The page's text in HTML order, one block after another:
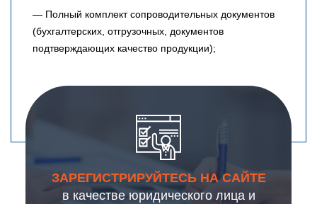
— Полный комплект сопроводительных документов
(бухгалтерских, отгрузочных, документов
подтверждающих качество продукции);
ЗАРЕГИСТРИРУЙТЕСЬ НА САЙТЕ
в качестве юридического лица и